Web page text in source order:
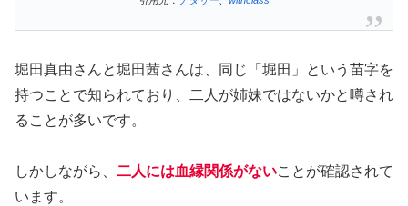
堀田真由さんと堀田茜さんは、同じ「堀田」という苗字を
持つことで知られており、二人が姉妹ではないかと噂され
ることが多いです。
しかしながら、 二人には血縁関係がないことが確認されて
います。